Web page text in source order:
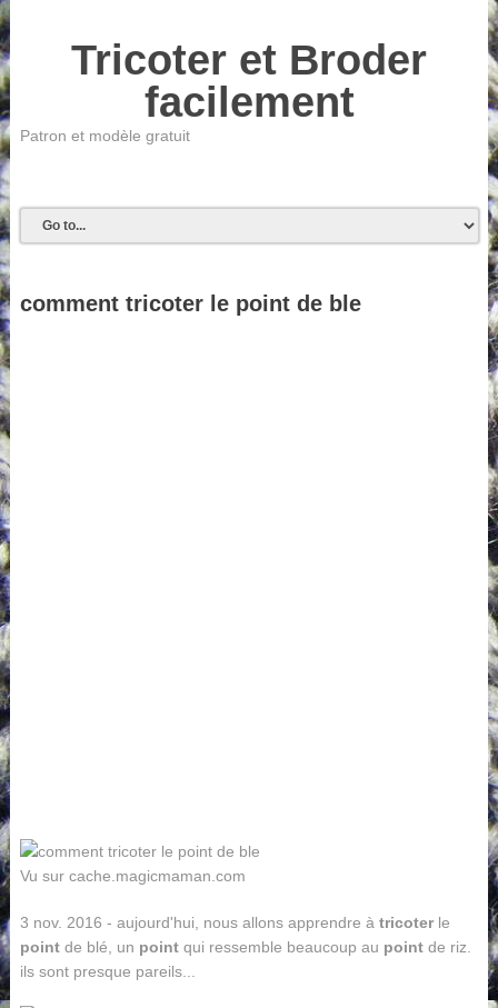
Tricoter et Broder
facilement
Patron et modèle gratuit
comment tricoter le point de ble
Vu sur cache.magicmaman.com
3 nov. 2016 - aujourd'hui, nous allons apprendre à tricoterle
pointde blé, un pointqui ressemble beaucoup au pointde riz.
ils sont presque pareils...